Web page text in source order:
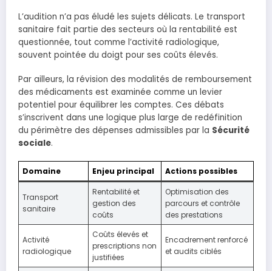
L’audition n’a pas éludé les sujets délicats. Le transport
sanitaire fait partie des secteurs où la rentabilité est
questionnée, tout comme l’activité radiologique,
souvent pointée du doigt pour ses coûts élevés.
Par ailleurs, la révision des modalités de remboursement
des médicaments est examinée comme un levier
potentiel pour équilibrer les comptes. Ces débats
s’inscrivent dans une logique plus large de redéfinition
du périmètre des dépenses admissibles par la Sécurité
sociale.
Domaine Enjeu principal Actions possibles
Transport
sanitaire
Rentabilité et
gestion des
coûts
Optimisation des
parcours et contrôle
des prestations
Activité
radiologique
Coûts élevés et
prescriptions non
justifiées
Encadrement renforcé
et audits ciblés